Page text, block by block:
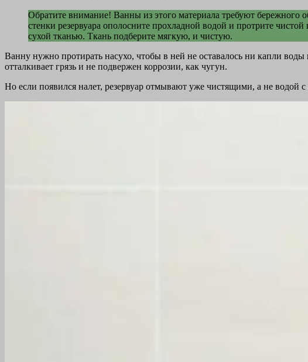
Обратите внимание! Ванны из этого материала требуют бережного
стенки резервуара ополосните прохладной водой и протрите
сухой тканью. Ткань подберите мягкую, и чистую.
Ванну нужно протирать насухо, чтобы в ней не оставалось ни капли воды
отталкивает грязь и не подвержен коррозии, как чугун.
Но если появился налет, резервуар отмывают уже чистящими, а не